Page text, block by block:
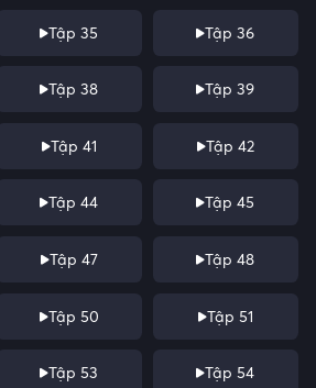
Tập 35 Tập 36
Tập 38 Tập 39
Tập 41 Tập 42
Tập 44 Tập 45
Tập 47 Tập 48
Tập 50 Tập 51
Tập 53 Tập 54